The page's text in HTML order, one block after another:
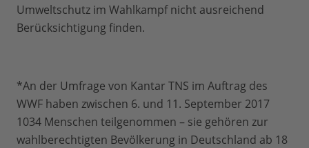
Umweltschutz im Wahlkampf nicht ausreichend
Berücksichtigung finden.
*An der Umfrage von Kantar TNS im Auftrag des
WWF haben zwischen 6. und 11. September 2017
1034 Menschen teilgenommen – sie gehören zur
wahlberechtigten Bevölkerung in Deutschland ab 18